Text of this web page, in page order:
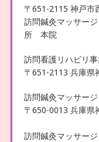
〒651-2115 神戸市
訪問鍼灸マッサー
所 本院
訪問看護リハビリ
〒651-2113 兵庫県
訪問鍼灸マッサー
〒650-0013 兵庫県
訪問鍼灸マッサー